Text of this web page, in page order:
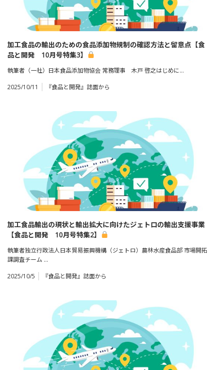
加工食品の輸出のための食品添加物規制の確認方法と留意点【食
品と開発 10月号特集3】
執筆者（一社）日本食品添加物協会 常務理事 木戸 啓之はじめに…
2025/10/11
『食品と開発』誌面から
加工食品輸出の現状と輸出拡大に向けたジェトロの輸出支援事業
【食品と開発 10月号特集2】
執筆者独立行政法人日本貿易振興機構（ジェトロ）農林水産食品部 市場開拓
課調査チーム …
2025/10/5
『食品と開発』誌面から